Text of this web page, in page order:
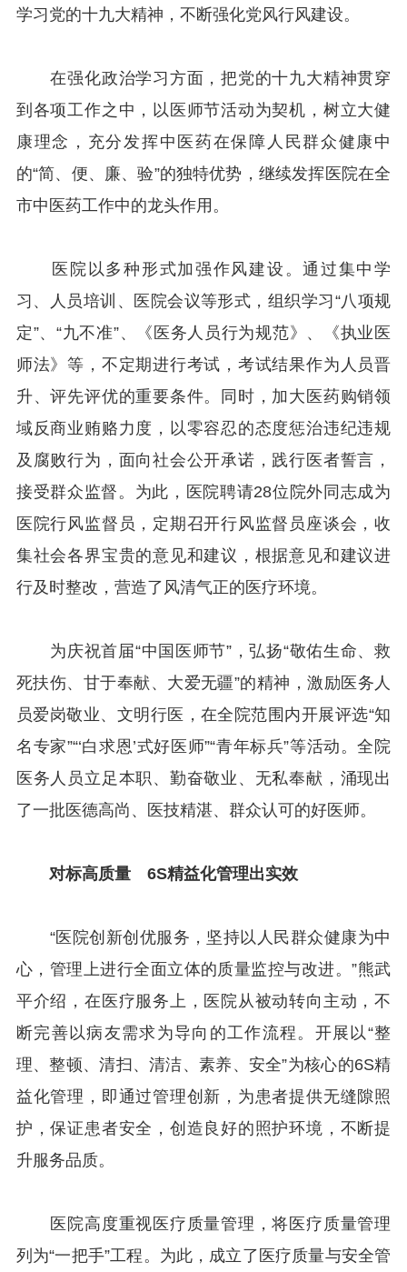
学习党的十九大精神，不断强化党风行风建设。
在强化政治学习方面，把党的十九大精神贯穿
到各项工作之中，以医师节活动为契机，树立大健
康理念，充分发挥中医药在保障人民群众健康中
的“简、便、廉、验”的独特优势，继续发挥医院在全
市中医药工作中的龙头作用。
医院以多种形式加强作风建设。通过集中学
习、人员培训、医院会议等形式，组织学习“八项规
定”、“九不准”、《医务人员行为规范》、《执业医
师法》等，不定期进行考试，考试结果作为人员晋
升、评先评优的重要条件。同时，加大医药购销领
域反商业贿赂力度，以零容忍的态度惩治违纪违规
及腐败行为，面向社会公开承诺，践行医者誓言，
接受群众监督。为此，医院聘请28位院外同志成为
医院行风监督员，定期召开行风监督员座谈会，收
集社会各界宝贵的意见和建议，根据意见和建议进
行及时整改，营造了风清气正的医疗环境。
为庆祝首届“中国医师节”，弘扬“敬佑生命、救
死扶伤、甘于奉献、大爱无疆”的精神，激励医务人
员爱岗敬业、文明行医，在全院范围内开展评选“知
名专家”“‘白求恩’式好医师”“青年标兵”等活动。全院
医务人员立足本职、勤奋敬业、无私奉献，涌现出
了一批医德高尚、医技精湛、群众认可的好医师。
对标高质量 6S精益化管理出实效
“医院创新创优服务，坚持以人民群众健康为中
心，管理上进行全面立体的质量监控与改进。”熊武
平介绍，在医疗服务上，医院从被动转向主动，不
断完善以病友需求为导向的工作流程。开展以“整
理、整顿、清扫、清洁、素养、安全”为核心的6S精
益化管理，即通过管理创新，为患者提供无缝隙照
护，保证患者安全，创造良好的照护环境，不断提
升服务品质。
医院高度重视医疗质量管理，将医疗质量管理
列为“一把手”工程。为此，成立了医疗质量与安全管